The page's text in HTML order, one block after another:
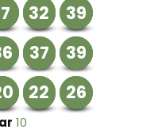
32
39
37
39
22 26
10